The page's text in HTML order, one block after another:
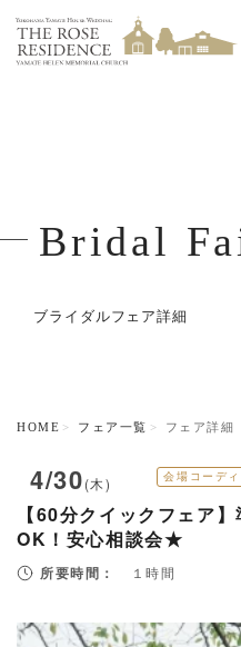
Bridal
ブライダルフェア詳細
HOME フェア一覧 フェア詳細
4/30(木) 会場コーディ
【60分クイックフェア
OK！安心相談会★
所要時間： １時間